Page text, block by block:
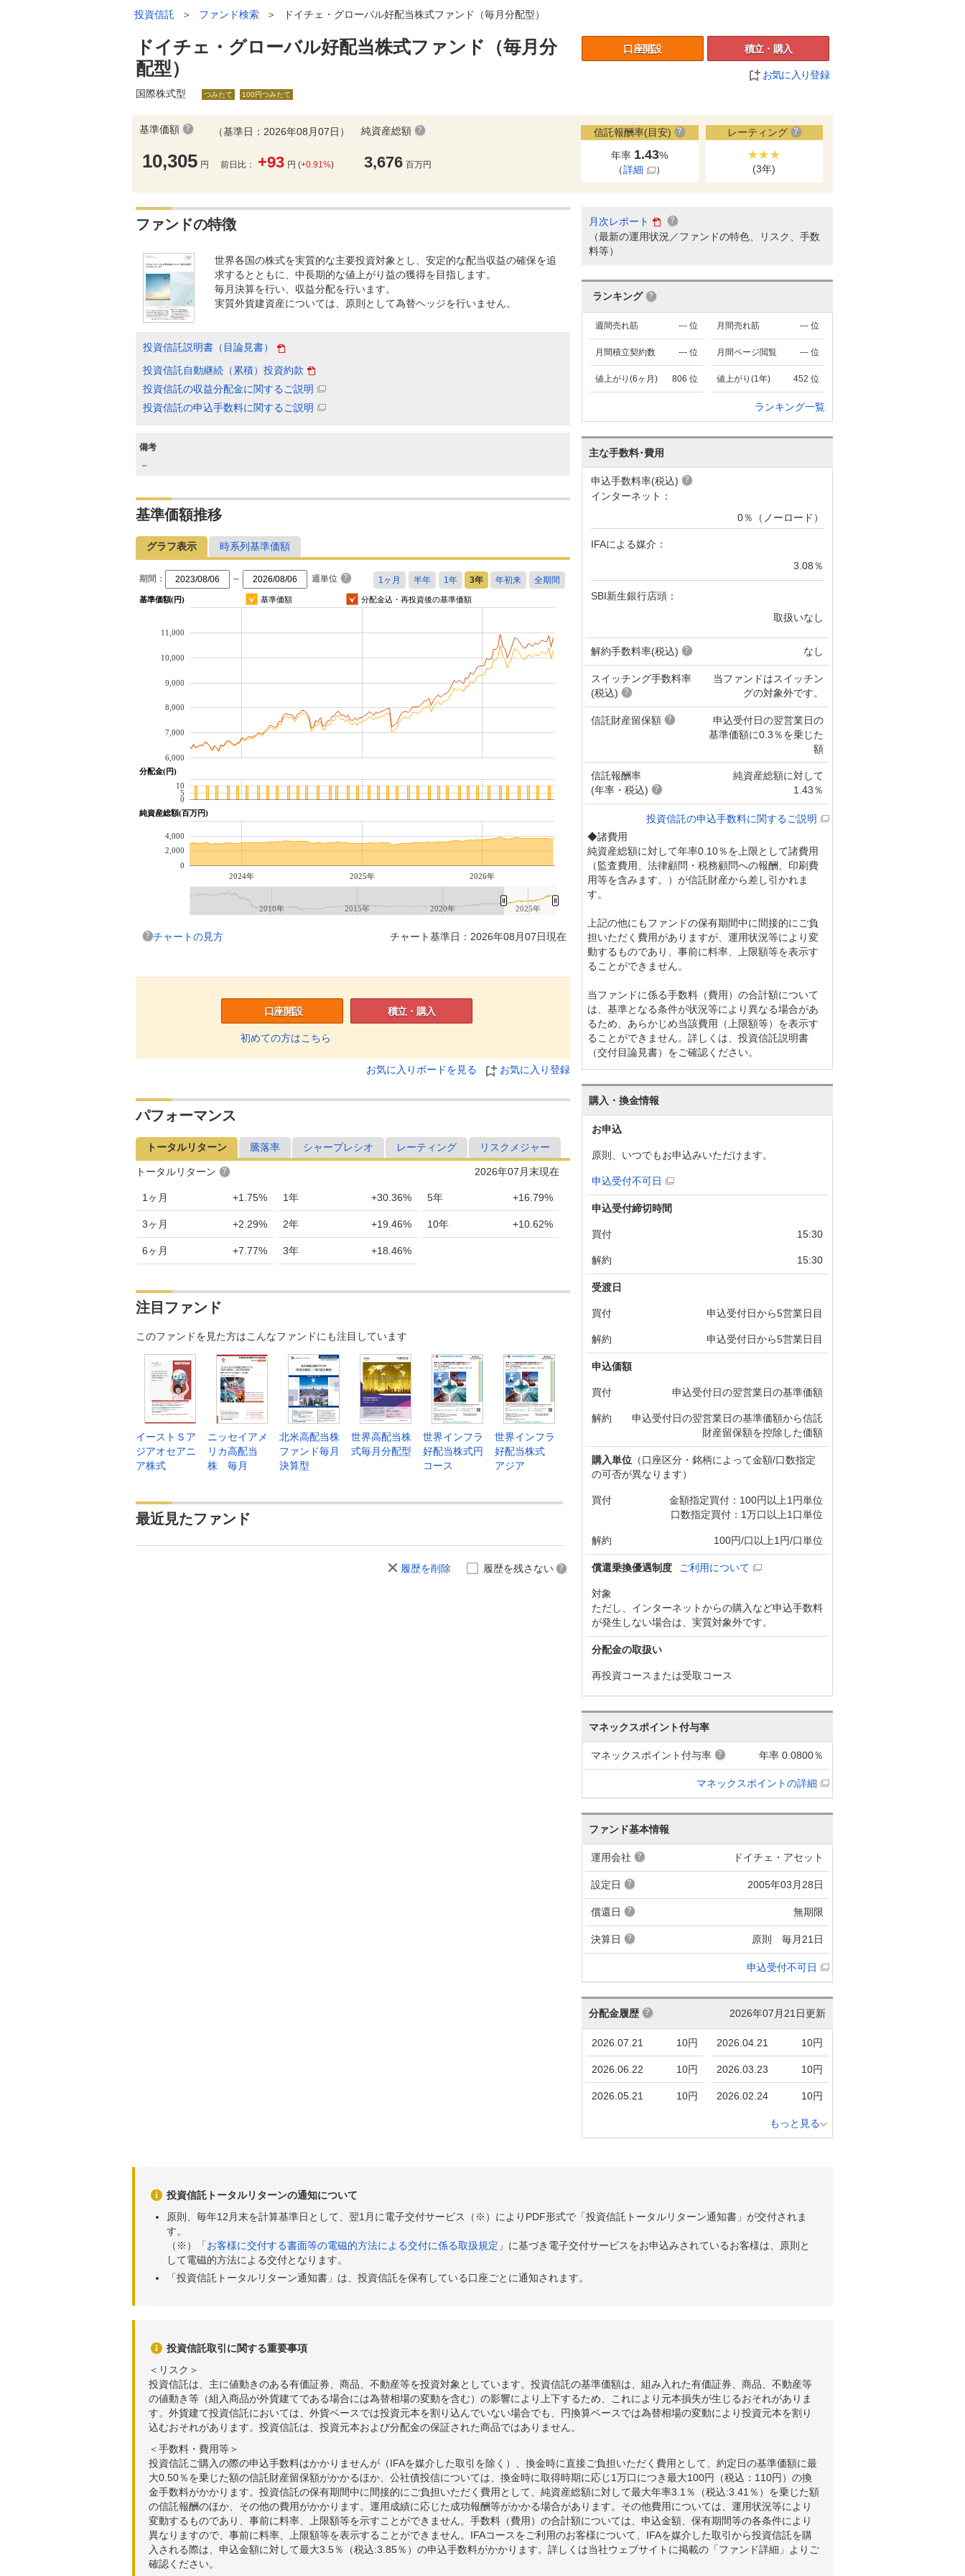
投資信託 ＞ ファンド検索 ＞ ドイチェ・グローバル好配当株式ファンド（毎月分配型）
ドイチェ・グローバル好配当株式ファンド（毎月分
配型）
口座開設 積立・購入
お気に入り登録
国際株式型
つみたて 100円つみたて
基準価額
10,305 円
（基準日：2026年08月07日）
前日比： +93 円 (+0.91%)
純資産総額
3,676 百万円
信託報酬率(目安)
年率 1.43%
（詳細 ）
レーティング
★★★
(3年)
ファンドの特徴
世界各国の株式を実質的な主要投資対象とし、安定的な配当収益の確保を追
求するとともに、中長期的な値上がり益の獲得を目指します。
毎月決算を行い、収益分配を行います。
実質外貨建資産については、原則として為替ヘッジを行いません。
投資信託説明書（目論見書）
投資信託自動継続（累積）投資約款
投資信託の収益分配金に関するご説明
投資信託の申込手数料に関するご説明
備考
－
基準価額推移
グラフ表示 時系列基準価額
期間： ～ 週単位
基準価額(円) 基準価額 分配金込・再投資後の基準価額
6,000
7,000
8,000
9,000
10,000
11,000
分配金(円)
0
5
10
純資産総額(百万円)
2024年 2025年 2026年
0
2,000
4,000
2010年 2015年 2020年 2025年
チャートの見方 チャート基準日：2026年08月07日現在
口座開設
初めての方はこちら
積立・購入
お気に入りボードを見る お気に入り登録
パフォーマンス
トータルリターン 騰落率 シャープレシオ レーティング リスクメジャー
2026年07月末現在
トータルリターン
1ヶ月 +1.75%
3ヶ月 +2.29%
6ヶ月 +7.77%
1年 +30.36%
2年 +19.46%
3年 +18.46%
5年 +16.79%
10年 +10.62%
注目ファンド
このファンドを見た方はこんなファンドにも注目しています
イーストＳア
ジアオセアニ
ア株式
ニッセイアメ
リカ高配当
株 毎月
北米高配当株
ファンド毎月
決算型
世界高配当株
式毎月分配型
世界インフラ
好配当株式円
コース
世界インフラ
好配当株式
アジア
最近見たファンド
履歴を削除 履歴を残さない
月次レポート
（最新の運用状況／ファンドの特色、リスク、手数
料等）
ランキング
--- 位
週間売れ筋 --- 位
月間売れ筋
--- 位
月間積立契約数 --- 位
月間ページ閲覧
806 位
値上がり(6ヶ月) 452 位
値上がり(1年)
ランキング一覧
主な手数料･費用
申込手数料率(税込)
インターネット：
0％（ノーロード）
IFAによる媒介：
3.08％
SBI新生銀行店頭：
取扱いなし
解約手数料率(税込) なし
スイッチング手数料率
(税込)
当ファンドはスイッチン
グの対象外です。
信託財産留保額
申込受付日の翌営業日の
基準価額に0.3％を乗じた
額
信託報酬率
(年率・税込)
純資産総額に対して
1.43％
投資信託の申込手数料に関するご説明
◆諸費用
純資産総額に対して年率0.10％を上限として諸費用
（監査費用、法律顧問・税務顧問への報酬、印刷費
用等を含みます。）が信託財産から差し引かれま
す。
上記の他にもファンドの保有期間中に間接的にご負
担いただく費用がありますが、運用状況等により変
動するものであり、事前に料率、上限額等を表示す
ることができません。
当ファンドに係る手数料（費用）の合計額について
は、基準となる条件が状況等により異なる場合があ
るため、あらかじめ当該費用（上限額等）を表示す
ることができません。詳しくは、投資信託説明書
（交付目論見書）をご確認ください。
購入・換金情報
お申込
原則、いつでもお申込みいただけます。
申込受付不可日
申込受付締切時間
買付 15:30
解約 15:30
受渡日
買付 申込受付日から5営業日目
解約 申込受付日から5営業日目
申込価額
買付 申込受付日の翌営業日の基準価額
解約
申込受付日の翌営業日の基準価額から信託
財産留保額を控除した価額
購入単位 （口座区分・銘柄によって金額/口数指定
の可否が異なります）
買付
金額指定買付：100円以上1円単位
口数指定買付：1万口以上1口単位
解約 100円/口以上1円/口単位
償還乗換優遇制度 ご利用について
対象
ただし、インターネットからの購入など申込手数料
が発生しない場合は、実質対象外です。
分配金の取扱い
再投資コースまたは受取コース
マネックスポイント付与率
マネックスポイント付与率 年率 0.0800％
マネックスポイントの詳細
ファンド基本情報
運用会社 ドイチェ・アセット
設定日 2005年03月28日
償還日 無期限
決算日 原則 毎月21日
申込受付不可日
2026年07月21日更新
分配金履歴
2026.07.21 10円
2026.06.22 10円
2026.05.21 10円
2026.04.21 10円
2026.03.23 10円
2026.02.24 10円
もっと見る
投資信託トータルリターンの通知について
原則、毎年12月末を計算基準日として、翌1月に電子交付サービス（※）によりPDF形式で「投資信託トータルリターン通知書」が交付されま
す。
（※）「お客様に交付する書面等の電磁的方法による交付に係る取扱規定 」に基づき電子交付サービスをお申込みされているお客様は、原則と
して電磁的方法による交付となります。
「投資信託トータルリターン通知書」は、投資信託を保有している口座ごとに通知されます。
投資信託取引に関する重要事項
＜リスク＞
投資信託は、主に値動きのある有価証券、商品、不動産等を投資対象としています。投資信託の基準価額は、組み入れた有価証券、商品、不動産等
の値動き等（組入商品が外貨建てである場合には為替相場の変動を含む）の影響により上下するため、これにより元本損失が生じるおそれがありま
す。外貨建て投資信託においては、外貨ベースでは投資元本を割り込んでいない場合でも、円換算ベースでは為替相場の変動により投資元本を割り
込むおそれがあります。投資信託は、投資元本および分配金の保証された商品ではありません。
＜手数料・費用等＞
投資信託ご購入の際の申込手数料はかかりませんが（IFAを媒介した取引を除く）、換金時に直接ご負担いただく費用として、約定日の基準価額に最
大0.50％を乗じた額の信託財産留保額がかかるほか、公社債投信については、換金時に取得時期に応じ1万口につき最大100円（税込：110円）の換
金手数料がかかります。投資信託の保有期間中に間接的にご負担いただく費用として、純資産総額に対して最大年率3.1％（税込:3.41％）を乗じた額
の信託報酬のほか、その他の費用がかかります。運用成績に応じた成功報酬等がかかる場合があります。その他費用については、運用状況等により
変動するものであり、事前に料率、上限額等を示すことができません。手数料（費用）の合計額については、申込金額、保有期間等の各条件により
異なりますので、事前に料率、上限額等を表示することができません。IFAコースをご利用のお客様について、IFAを媒介した取引から投資信託を購
入される際は、申込金額に対して最大3.5％（税込:3.85％）の申込手数料がかかります。詳しくは当社ウェブサイトに掲載の「ファンド詳細」よりご
確認ください。